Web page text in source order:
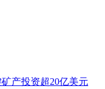
产投资超20亿美元